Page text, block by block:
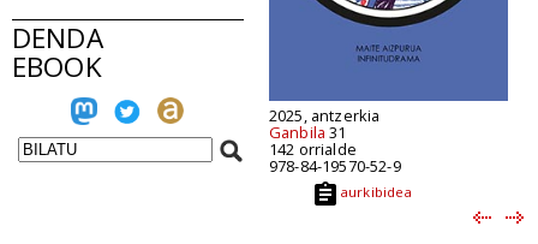
DENDA
EBOOK
2025, antzerkia
Ganbila 31
142 orrialde
978-84-19570-52-9
aurkibidea